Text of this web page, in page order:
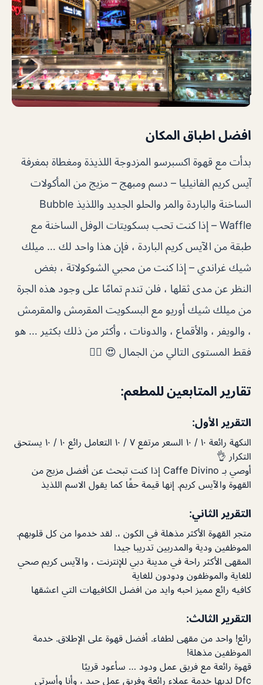
افضل اطباق المكان
بدأت مع قهوة اكسبرسو المزدوجة اللذيذة ومغطاة بمغرفة
آيس كريم الفانيليا – دسم ومبهج – مزيج من المأكولات
الساخنة والباردة والمر والحلو الجديد واللذيذ Bubble
Waffle – إذا كنت تحب بسكويتات الوفل الساخنة مع
طبقة من الآيس كريم الباردة ، فإن هذا واحد لك … ميلك
شيك غراندي – إذا كنت من محبي الشوكولاتة ، بغض
النظر عن مدى ثقلها ، فلن تندم تمامًا على وجود هذه الجرة
من ميلك شيك أوريو مع البسكويت المقرمش والمقرمش
، والويفر ، والأقماع ، والدونات ، وأكثر من ذلك بكثير … هو
فقط المستوى التالي من الجمال 😍 👌🏻
تقارير المتابعين للمطعم:
التقرير الأول:
النكهة رائعة ١٠ / ١٠ السعر مرتفع ٧ / ١٠ التعامل رائع ١٠ / ١٠ يستحق
التكرار 👌
أوصي بـ Caffe Divino إذا كنت تبحث عن أفضل مزيج من
القهوة والآيس كريم. إنها قيمة حقًا كما يقول الاسم اللذيذ
التقرير الثاني:
متجر القهوة الأكثر مذهلة في الكون ،. لقد خدموا من كل قلوبهم.
الموظفين ودية والمدربين تدريبا جيدا
المقهى الأكثر راحة في مدينة دبي للإنترنت ، والآيس كريم صحي
للغاية والموظفون ودودون للغاية
كافيه رائع مميز احبه وايد من افضل الكافيهات التي اعشقها
التقرير الثالث:
رائع! واحد من مقهى لطفاء. أفضل قهوة على الإطلاق. خدمة
الموظفين مذهلة!
قهوة رائعة مع فريق عمل ودود … سأعود قريبًا
Dfc لديها خدمة عملاء رائعة وفريق عمل جيد ، وأنا وأسرتي